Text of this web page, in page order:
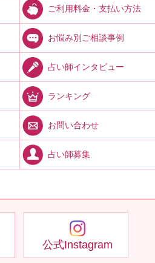
ご利用料金・支払い方法
お悩み別ご相談事例
占い師インタビュー
ランキング
お問い合わせ
占い師募集
公式Instagram